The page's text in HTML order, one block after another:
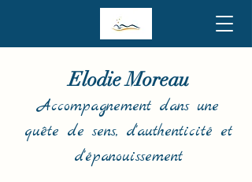
Elodie Moreau
Accompagnement dans une
quête de sens, d'authenticité et
d'épanouissement